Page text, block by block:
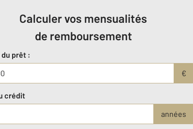
Calculer vos mensualités
de remboursement
prêt :
€
crédit
années